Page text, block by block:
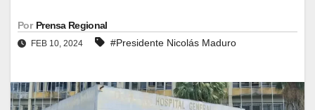
Por Prensa Regional
FEB 10, 2024 #Presidente Nicolás Maduro